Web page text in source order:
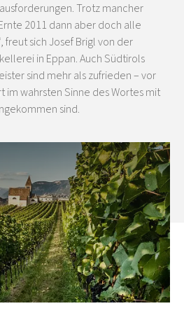
Trotz mancher
2011 dann aber doch alle
freut sich Josef Brigl von der
in Eppan. Auch Südtirols
sind mehr als zufrieden – vor
im wahrsten Sinne des Wortes mit
sind.